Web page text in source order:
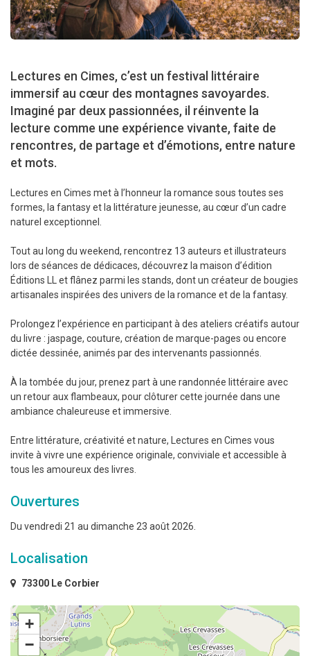
Lectures en Cimes, c’est un festival littéraire
immersif au cœur des montagnes savoyardes.
Imaginé par deux passionnées, il réinvente la
lecture comme une expérience vivante, faite de
rencontres, de partage et d’émotions, entre nature
et mots.
Lectures en Cimes met à l’honneur la romance sous toutes ses
formes, la fantasy et la littérature jeunesse, au cœur d’un cadre
naturel exceptionnel.
Tout au long du weekend, rencontrez 13 auteurs et illustrateurs
lors de séances de dédicaces, découvrez la maison d’édition
Éditions LL et flânez parmi les stands, dont un créateur de bougies
artisanales inspirées des univers de la romance et de la fantasy.
Prolongez l’expérience en participant à des ateliers créatifs autour
du livre : jaspage, couture, création de marque-pages ou encore
dictée dessinée, animés par des intervenants passionnés.
À la tombée du jour, prenez part à une randonnée littéraire avec
un retour aux flambeaux, pour clôturer cette journée dans une
ambiance chaleureuse et immersive.
Entre littérature, créativité et nature, Lectures en Cimes vous
invite à vivre une expérience originale, conviviale et accessible à
tous les amoureux des livres.
Ouvertures
Du vendredi 21 au dimanche 23 août 2026.
Localisation
73300 Le Corbier
+
−